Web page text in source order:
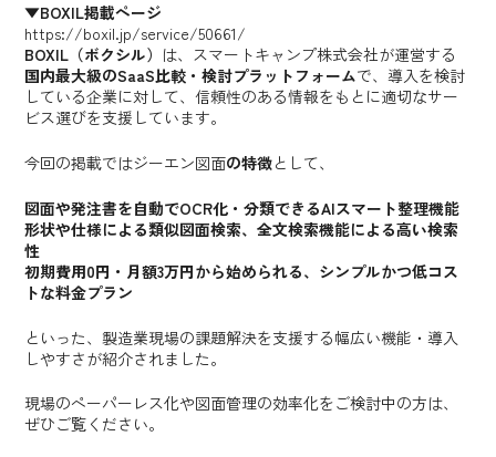
▼BOXIL掲載ページ
https://boxil.jp/service/50661/
BOXIL（ボクシル） は、スマートキャンプ株式会社が運営する
国内最大級のSaaS比較・検討プラットフォームで、導入を検討
している企業に対して、信頼性のある情報をもとに適切なサー
ビス選びを支援しています。
今回の掲載ではジーエン図面の特徴として、
図面や発注書を自動でOCR化・分類できるAIスマート整理機能
形状や仕様による類似図面検索、全文検索機能による高い検索
性
初期費用0円・月額3万円から始められる、シンプルかつ低コス
トな料金プラン
といった、製造業現場の課題解決を支援する幅広い機能・導入
しやすさが紹介されました。
現場のペーパーレス化や図面管理の効率化をご検討中の方は、
ぜひご覧ください。